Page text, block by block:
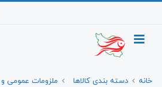
خانه دسته بندی کالاها
ملزومات عمومی